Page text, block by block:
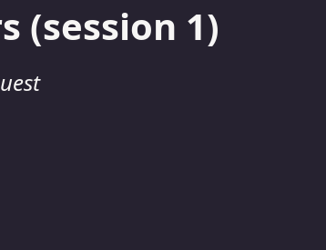
(session 1)